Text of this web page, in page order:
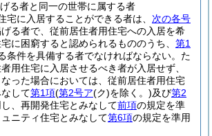
る者と同一の世帯に属する者
宅に入居することができる者は、 次の各号
る者で、従前居住者用住宅への入居を希
に困窮すると認められるもののうち、 第1
条件を具備する者でなければならない。 た
用住宅に入居させるべき者が入居せず、
った場合においては、従前居住者用住宅
して第1項(第2号ア(ク)を除く。)及び第2
、再開発住宅とみなして前項の規定を準
ニティ住宅とみなして第6項の規定を準用